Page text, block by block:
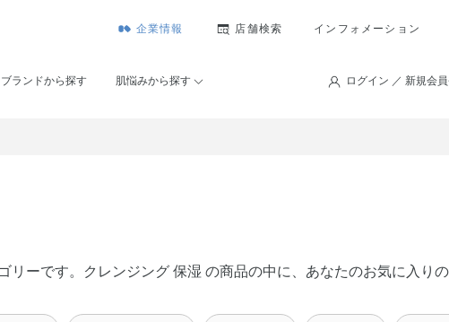
企業情報 店舗検索 インフォメーション
ブランドから探す 肌悩みから探す ログイン ／ 新規会
ーです。クレンジング 保湿 の商品の中に、あなたのお気に入り